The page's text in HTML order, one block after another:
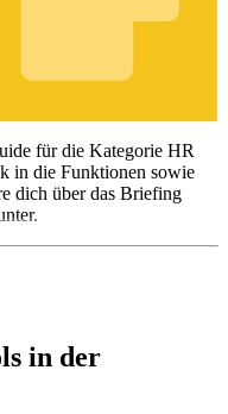
für die Kategorie HR
in die Funktionen sowie
dich über das Briefing
in der